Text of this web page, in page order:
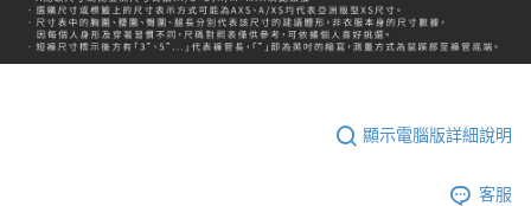
顯示電腦版詳細說明
客服